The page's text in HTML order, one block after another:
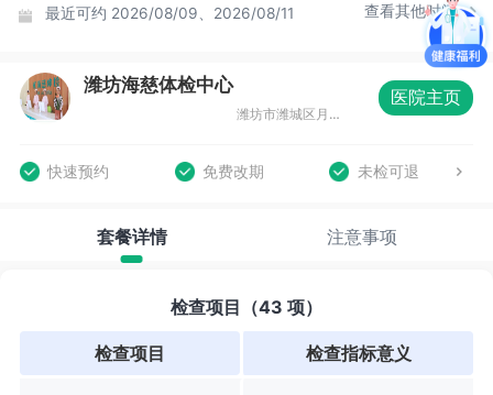
最近可约 2026/08/09、2026/08/11 查看其他时间
潍坊海慈体检中心
潍坊市潍城区月河路9077号
医院主页
快速预约 免费改期 未检可退
套餐详情 注意事项
检查项目（43 项）
检查项目 检查指标意义